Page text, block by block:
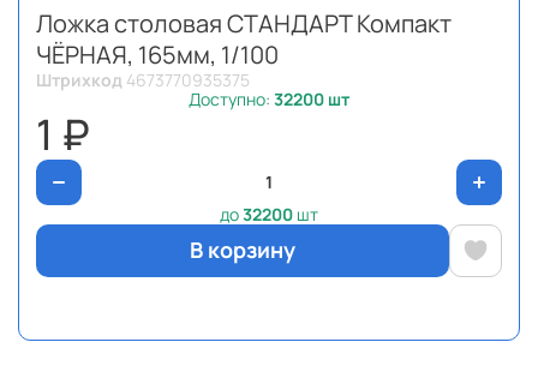
Ложка столовая СТАНДАРТ Компакт
ЧЁРНАЯ, 165мм, 1/100
Штрихкод 4673770935375
Доступно: 32200 шт
1 ₽
до32200 шт
В корзину